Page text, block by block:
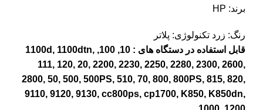
برند: HP
رنگ: زرد تکنولوژی: پلاتر
قابل استفاده در دستگاه های : 10, 100, 1100d, 1100dtn,
111, 120, 20, 2200, 2230, 2250, 2280, 2300, 2600,
2800, 50, 500, 500PS, 510, 70, 800, 800PS, 815, 820,
9110, 9120, 9130, cc800ps, cp1700, K850, K850dn,